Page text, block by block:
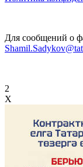
Для сообщений о
2
X